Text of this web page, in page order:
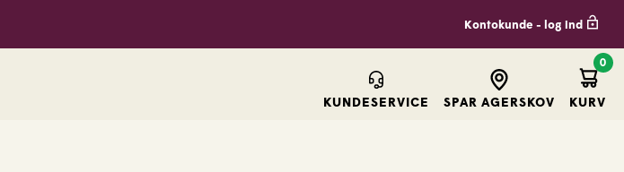
Kontokunde - log ind
KUNDESERVICE SPAR AGERSKOV
Kurv
0
KURV